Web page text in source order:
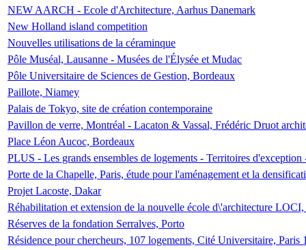
NEW AARCH - Ecole d'Architecture, Aarhus Danemark
New Holland island competition
Nouvelles utilisations de la céraminque
Pôle Muséal, Lausanne - Musées de l'Élysée et Mudac
Pôle Universitaire de Sciences de Gestion, Bordeaux
Paillote, Niamey
Palais de Tokyo, site de création contemporaine
Pavillon de verre, Montréal - Lacaton & Vassal, Frédéric Druot
Place Léon Aucoc, Bordeaux
PLUS - Les grands ensembles de logements - Territoires
Porte de la Chapelle, Paris, étude pour l'aménagement et la
Projet Lacoste, Dakar
Réhabilitation et extension de la nouvelle école d\'architecture
Réserves de la fondation Serralves, Porto
Résidence pour chercheurs, 107 logements, Cité Universitaire, Paris